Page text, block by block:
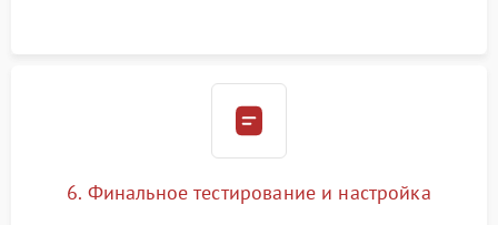
6. Финальное тестирование и настройка